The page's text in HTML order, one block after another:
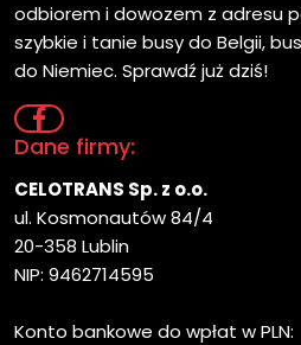
odbiorem i dowozem z adresu
szybkie i tanie busy do Belgii,
do Niemiec. Sprawdź już dziś!
Dane firmy:
CELOTRANS Sp. z o.o.
ul. Kosmonautów 84/4
20-358 Lublin
NIP: 9462714595
Konto bankowe do wpłat w PLN: